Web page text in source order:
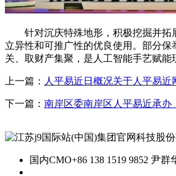
针对沉庆特殊地形，积极挖掘并拓展
立异性和可推广性的优良使用。部分
关、取财产集聚，是人工智能手艺赋能
上一篇： 人平易近日概况关于人平易近
下一篇： 南岸区委南岸区人平易近承办
国内CMO+86 138 1519 9852 尹群